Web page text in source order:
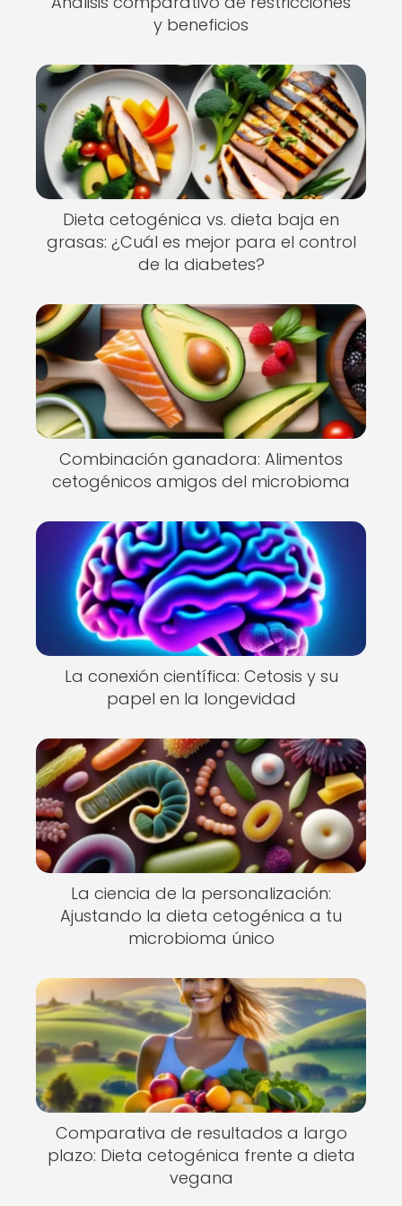
y beneficios
Dieta cetogénica vs. dieta baja en
grasas: ¿Cuál es mejor para el control
de la diabetes?
Combinación ganadora: Alimentos
cetogénicos amigos del microbioma
La conexión científica: Cetosis y su
papel en la longevidad
La ciencia de la personalización:
Ajustando la dieta cetogénica a tu
microbioma único
Comparativa de resultados a largo
plazo: Dieta cetogénica frente a dieta
vegana